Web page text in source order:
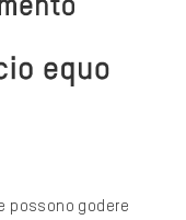
possono godere